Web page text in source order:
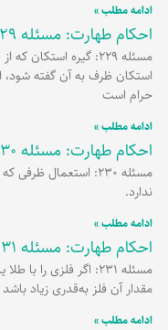
ادامه مطلب »
احکام طهارت: مسئله 229
مسئله 229: گیره
استکان ظرف به آن گفته شود،
حرام است
ادامه مطلب »
احکام طهارت: مسئله 230
مسئله 230: استعمال
ندارد.
ادامه مطلب »
احکام طهارت: مسئله 231
مسئله 231: اگر فلزی
مقدار آن فلز به‌قدری زیاد
ادامه مطلب »